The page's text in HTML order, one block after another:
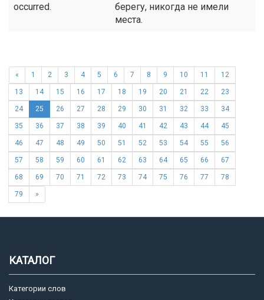
occurred.
берегу, никогда не имели
места.
« 1 2 3 4 5 6 7 8 9 10 11 12
13 14 15 16 17 18 19 20 21 22 23
24 25 26 27 28 29 30 31 32 33 34
35 36 37 38 39 40 41 42 43 44 45
46 47 48 49 50 51 52 53 54 55 56
57 58 59 60 61 62 63 64 65 66 67
68 69 70 71 72 73 74 75 76 77 78
79 »
КАТАЛОГ
Категории слов